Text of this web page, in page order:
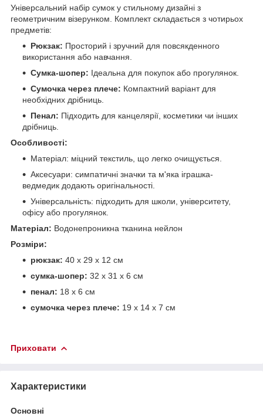
Універсальний набір сумок у стильному дизайні з
геометричним візерунком. Комплект складається з чотирьох
предметів:
Рюкзак: Просторий і зручний для повсякденного
використання або навчання.
Сумка-шопер: Ідеальна для покупок або прогулянок.
Сумочка через плече: Компактний варіант для
необхідних дрібниць.
Пенал: Підходить для канцелярії, косметики чи інших
дрібниць.
Особливості:
Матеріал: міцний текстиль, що легко очищується.
Аксесуари: симпатичні значки та м'яка іграшка-
ведмедик додають оригінальності.
Універсальність: підходить для школи, університету,
офісу або прогулянок.
Матеріал: Водонепроникна тканина нейлон
Розміри:
рюкзак: 40 x 29 x 12 см
сумка-шопер: 32 х 31 х 6 см
пенал: 18 х 6 см
сумочка через плече: 19 х 14 х 7 см
Приховати
Характеристики
Основні